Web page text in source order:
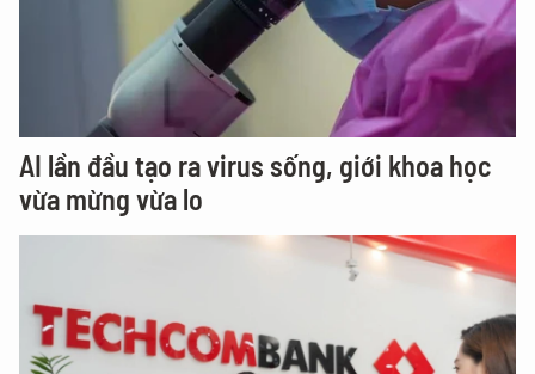
AI lần đầu tạo ra virus sống, giới khoa học
vừa mừng vừa lo